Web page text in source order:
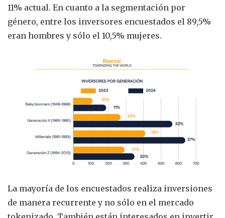
11% actual. En cuanto a la segmentación por
género, entre los inversores encuestados el 89,5%
eran hombres y sólo el 10,5% mujeres.
La mayoría de los encuestados realiza inversiones
de manera recurrente y no sólo en el mercado